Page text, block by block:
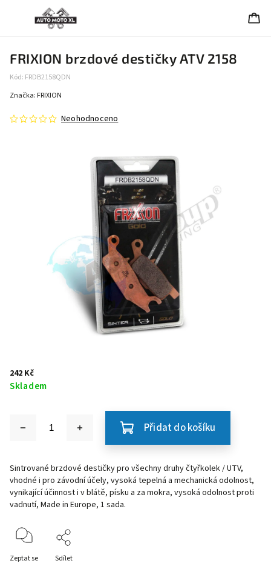
FRIXION brzdové destičky ATV 2158
Kód: FRDB2158QDN
Neohodnoceno
Značka: FRIXION
242 Kč
Skladem
Přidat do košíku
Sintrované brzdové destičky pro všechny druhy čtyřkolek / UTV,
vhodné i pro závodní účely, vysoká tepelná a mechanická odolnost,
vynikající účinnost i v blátě, písku a za mokra, vysoká odolnost proti
vadnutí, Made in Europe, 1 sada.
Zeptat se Sdílet